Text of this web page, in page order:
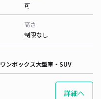
可
高さ
制限なし
ワンボックス大型車・SUV
詳細へ